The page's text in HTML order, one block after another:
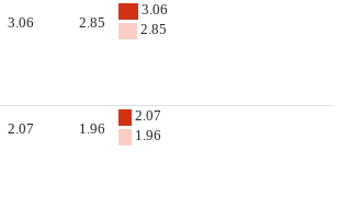
3.06 2.85
3.06
2.85
2.07 1.96
2.07
1.96